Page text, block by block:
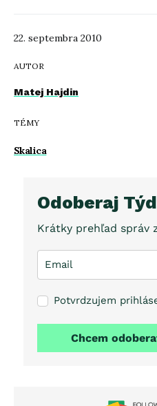
22. septembra 2010
AUTOR
Matej Hajdin
TÉMY
Skalica
Odoberaj
Krátky prehľad správ
Potvrdzujem
Chcem